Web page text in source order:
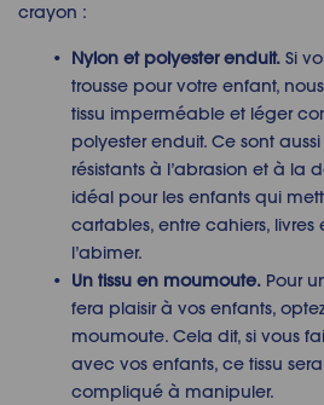
crayon :
Nylon et polyester enduit. Si
trousse pour votre enfant,
tissu imperméable et léger
polyester enduit. Ce sont
résistants à l’abrasion et à la
idéal pour les enfants qui
cartables, entre cahiers,
l’abimer.
Un tissu en moumoute. Pour
fera plaisir à vos enfants,
moumoute. Cela dit, si vous
avec vos enfants, ce tissu
compliqué à manipuler.